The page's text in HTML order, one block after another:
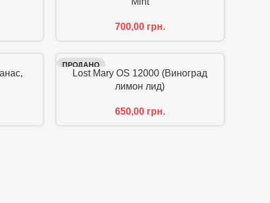
700,00 грн.
ПРОДАНО
Lost Mary OS 12000 (Виноград
лимон лид)
650,00 грн.